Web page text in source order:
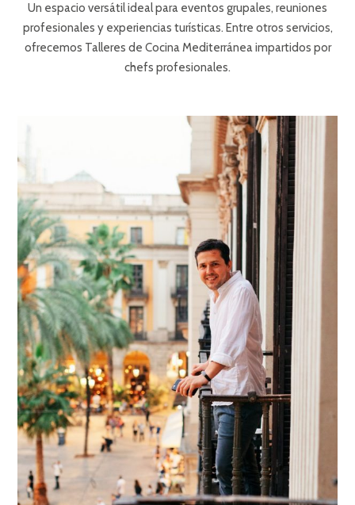
Un espacio versátil ideal para eventos grupales, reuniones
profesionales y experiencias turísticas. Entre otros servicios,
ofrecemos Talleres de Cocina Mediterránea impartidos por
chefs profesionales.